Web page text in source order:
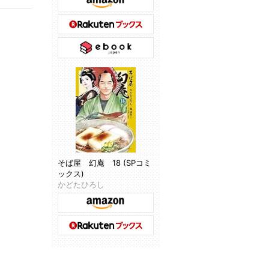
そば屋 幻庵 18 (SPコミ
ックス)
かどたひろし